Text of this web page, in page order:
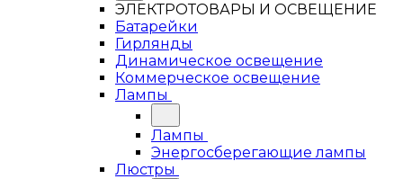
ЭЛЕКТРОТОВАРЫ И ОСВЕЩЕНИЕ
Батарейки
Гирлянды
Динамическое освещение
Коммерческое освещение
Лампы
Лампы
Энергосберегающие лампы
Люстры